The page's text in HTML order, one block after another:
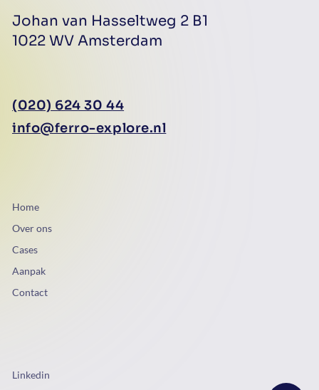
Johan van Hasseltweg 2 B1
1022 WV Amsterdam
(020) 624 30 44
info@ferro-explore.nl
Home
Over ons
Cases
Aanpak
Contact
Linkedin